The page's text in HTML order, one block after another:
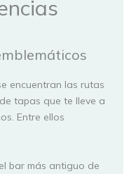
encuentran las rutas
tapas que te lleve a
Entre ellos
bar más antiguo de